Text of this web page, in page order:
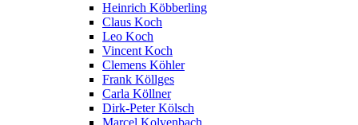
Heinrich Köbberling
Claus Koch
Leo Koch
Vincent Koch
Clemens Köhler
Frank Köllges
Carla Köllner
Dirk-Peter Kölsch
Marcel Kolvenbach